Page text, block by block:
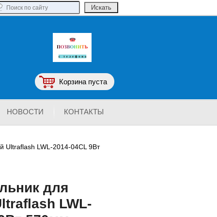
Корзина пуста
НОВОСТИ КОНТАКТЫ
Ultraflash LWL-2014-04CL 9Вт
для
LWL-